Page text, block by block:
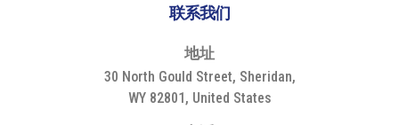
联系我们
地址
30 North Gould Street, Sheridan,
WY 82801, United States